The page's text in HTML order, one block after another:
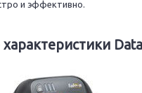
и эффективно.